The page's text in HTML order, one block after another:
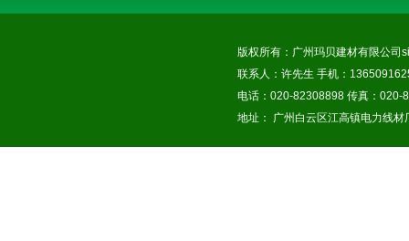
版权所有：广州玛贝建材有限公司
联系人：许先生 手机：
电话：020-82308898 传真：020-
地址： 广州白云区江高镇电力线材